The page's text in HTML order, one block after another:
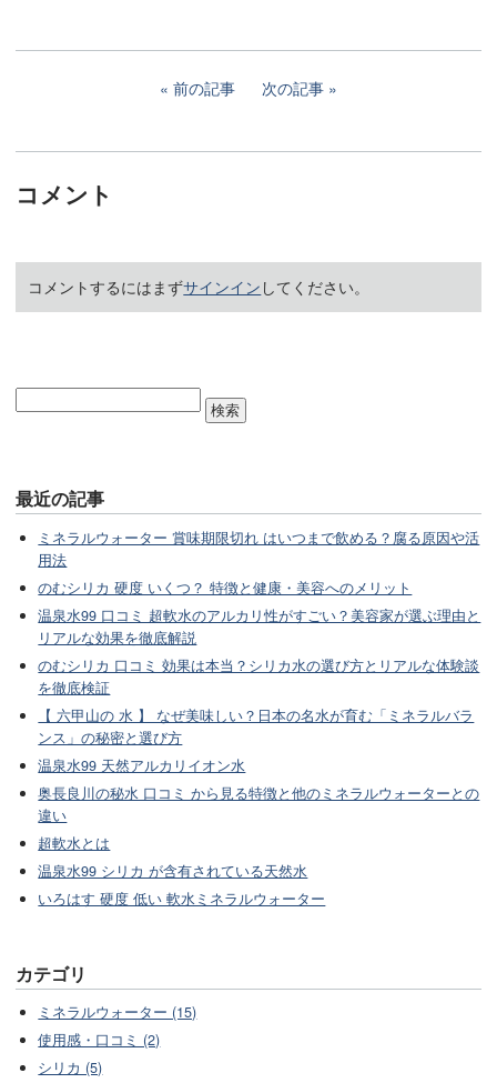
前の記事 次の記事
コメント
コメントするにはまずサインイン してください。
最近の記事
ミネラルウォーター 賞味期限切れ はいつまで飲める？腐る原因や活
用法
のむシリカ 硬度 いくつ？ 特徴と健康・美容へのメリット
温泉水99 口コミ 超軟水のアルカリ性がすごい？美容家が選ぶ理由と
リアルな効果を徹底解説
のむシリカ 口コミ 効果は本当？シリカ水の選び方とリアルな体験談
を徹底検証
【 六甲山の 水 】 なぜ美味しい？日本の名水が育む「ミネラルバラ
ンス」の秘密と選び方
温泉水99 天然アルカリイオン水
奥長良川の秘水 口コミ から見る特徴と他のミネラルウォーターとの
違い
超軟水とは
温泉水99 シリカ が含有されている天然水
いろはす 硬度 低い 軟水ミネラルウォーター
カテゴリ
ミネラルウォーター (15)
使用感・口コミ (2)
シリカ (5)